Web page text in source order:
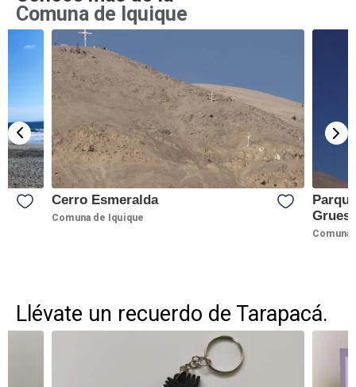
Comuna de Iquique
Cerro Esmeralda
Comuna de Iquique
Comuna
Llévate un recuerdo de Tarapacá.